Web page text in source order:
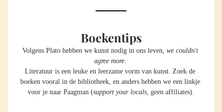
Boekentips
Volgens Plato hebben we kunst nodig in ons leven, we couldn't
agree more.
Literatuur is een leuke en leerzame vorm van kunst. Zoek de
boeken vooral in de bibliotheek, en anders hebben we een linkje
voor je naar Paagman (support your locals, geen affiliates).